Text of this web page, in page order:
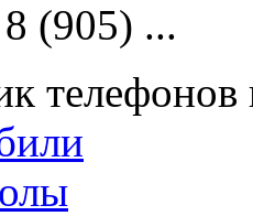
(905) ...